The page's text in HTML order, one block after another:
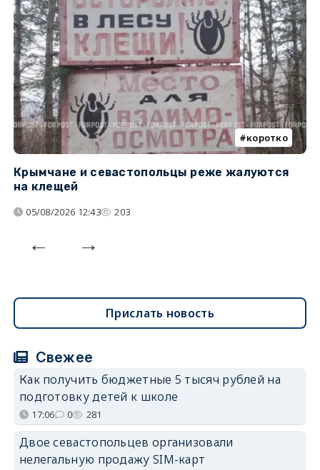
коротко
Крымчане и севастопольцы реже жалуются
на клещей
05/08/2026 12:43 203
Прислать новость
Свежее
Как получить бюджетные 5 тысяч рублей на
подготовку детей к школе
17:06 0 281
Двое севастопольцев организовали
нелегальную продажу SIM-карт